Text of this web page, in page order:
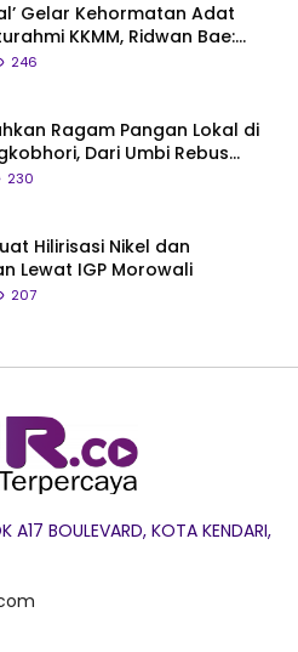
Gelar Kehormatan Adat
KKMM, Ridwan Bae:
Begitu, Belum Pantas!
246
Ragam Pangan Lokal di
Dari Umbi Rebus
Beras Muna
230
Hilirisasi Nikel dan
Lewat IGP Morowali
207
A17 BOULEVARD, KOTA KENDARI,